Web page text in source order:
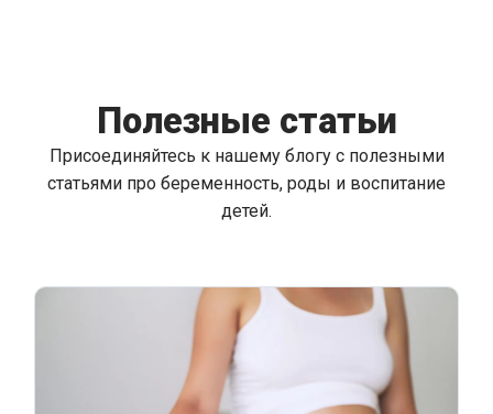
Полезные статьи
Присоединяйтесь к нашему блогу с полезными
статьями про беременность, роды и воспитание
детей.